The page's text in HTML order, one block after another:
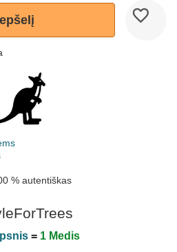
% autentiškas
= 1 Medis